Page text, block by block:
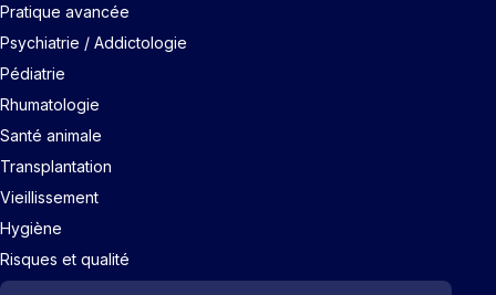
Pratique avancée
Psychiatrie / Addictologie
Pédiatrie
Rhumatologie
Santé animale
Transplantation
Vieillissement
Hygiène
Risques et qualité